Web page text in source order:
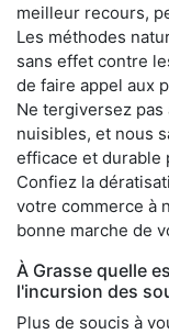
meilleur recours,
Les méthodes
sans effet contre
de faire appel aux
Ne tergiversez
nuisibles, et nous
efficace et durable
Confiez la
votre commerce à
bonne marche de
À Grasse quelle
l'incursion des
Plus de soucis à